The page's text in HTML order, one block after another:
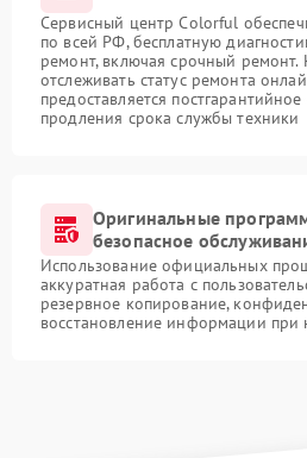
Сервисный центр Colorful
по всей РФ, бесплатную
ремонт, включая срочный ремонт.
отслеживать статус ремонта
предоставляется
продления срока службы техники
Оригинальные
безопасное
Использование официальных
аккуратная работа с
резервное копирование,
восстановление информации при